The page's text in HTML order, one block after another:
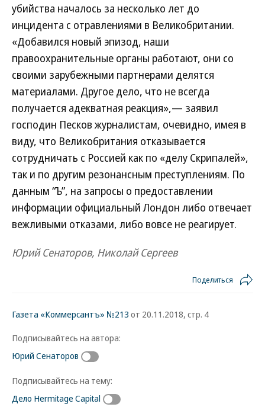
убийства началось за несколько лет до
инцидента с отравлениями в Великобритании.
«Добавился новый эпизод, наши
правоохранительные органы работают, они со
своими зарубежными партнерами делятся
материалами. Другое дело, что не всегда
получается адекватная реакция»,— заявил
господин Песков журналистам, очевидно, имея в
виду, что Великобритания отказывается
сотрудничать с Россией как по «делу Скрипалей»,
так и по другим резонансным преступлениям. По
данным “Ъ”, на запросы о предоставлении
информации официальный Лондон либо отвечает
вежливыми отказами, либо вовсе не реагирует.
Юрий Сенаторов, Николай Сергеев
Поделиться
Газета «Коммерсантъ» №213 от 20.11.2018, стр. 4
Подписывайтесь на автора:
Юрий Сенаторов
Подписывайтесь на тему:
Дело Hermitage Capital